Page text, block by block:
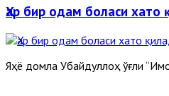
Ҳар бир одам боласи хато
Яҳё домла Убайдуллоҳ ўғли